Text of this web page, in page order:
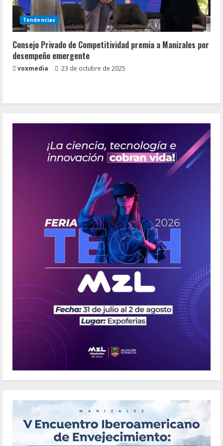
Tendencias
Consejo Privado de Competitividad premia a Manizales por
desempeño emergente
voxmedia 23 de octubre de 2025